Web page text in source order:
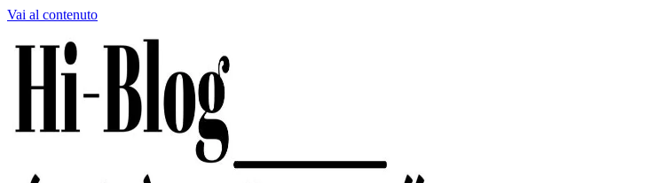
Vai al contenuto